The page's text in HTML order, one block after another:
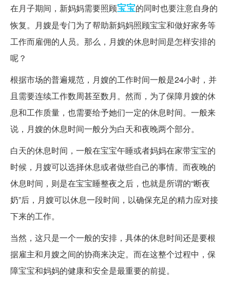
在月子期间，新妈妈需要照顾宝宝的同时也要注意自身的
恢复。月嫂是专门为了帮助新妈妈照顾宝宝和做好家务等
工作而雇佣的人员。那么，月嫂的休息时间是怎样安排的
呢？
根据市场的普遍规范，月嫂的工作时间一般是24小时，并
且需要连续工作数周甚至数月。然而，为了保障月嫂的休
息和工作质量，也需要给予她们一定的休息时间。一般来
说，月嫂的休息时间一般分为白天和夜晚两个部分。
白天的休息时间，一般在宝宝午睡或者妈妈在家带宝宝的
时候，月嫂可以选择休息或者做些自己的事情。而夜晚的
休息时间，则是在宝宝睡整夜之后，也就是所谓的“断夜
奶”后，月嫂可以休息一段时间，以确保充足的精力应对接
下来的工作。
当然，这只是一个一般的安排，具体的休息时间还是要根
据雇主和月嫂之间的协商来决定。而在这整个过程中，保
障宝宝和妈妈的健康和安全是最重要的前提。